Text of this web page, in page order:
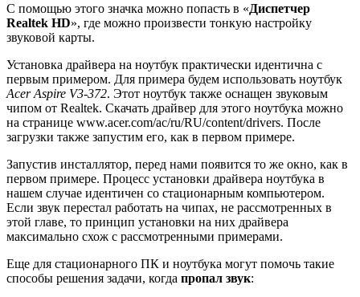
С помощью этого значка можно попасть в «Диспетчер
Realtek HD», где можно произвести тонкую настройку
звуковой карты.
Установка драйвера на ноутбук практически идентична с
первым примером. Для примера будем использовать ноутбук
Acer Aspire V3-372. Этот ноутбук также оснащен звуковым
чипом от Realtek. Скачать драйвер для этого ноутбука можно
на странице www.acer.com/ac/ru/RU/content/drivers. После
загрузки также запустим его, как в первом примере.
Запустив инсталлятор, перед нами появится то же окно, как в
первом примере. Процесс установки драйвера ноутбука в
нашем случае идентичен со стационарным компьютером.
Если звук перестал работать на чипах, не рассмотренных в
этой главе, то принцип установки на них драйвера
максимально схож с рассмотренными примерами.
Еще для стационарного ПК и ноутбука могут помочь такие
способы решения задачи, когда пропал звук: